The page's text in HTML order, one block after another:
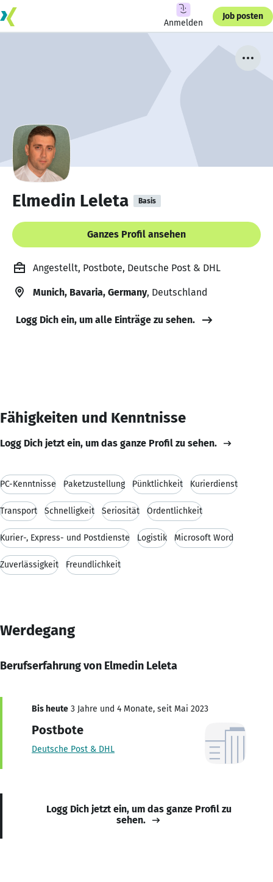
Anmelden
Job posten
Elmedin Leleta Basis
Ganzes Profil ansehen
Angestellt, Postbote, Deutsche Post & DHL
Munich, Bavaria, Germany, Deutschland
Logg Dich ein, um alle Einträge zu sehen.
Fähigkeiten und Kenntnisse
Logg Dich jetzt ein, um das ganze Profil zu sehen.
PC-Kenntnisse Paketzustellung Pünktlichkeit Kurierdienst
Transport Schnelligkeit Seriosität Ordentlichkeit
Kurier-, Express- und Postdienste Logistik Microsoft Word
Zuverlässigkeit Freundlichkeit
Werdegang
Berufserfahrung von Elmedin Leleta
Bis heute 3 Jahre und 4 Monate, seit Mai 2023
Postbote
Deutsche Post & DHL
Logg Dich jetzt ein, um das ganze Profil zu
sehen.